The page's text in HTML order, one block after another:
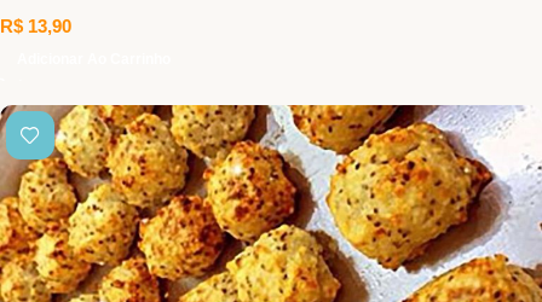
R$ 13,90